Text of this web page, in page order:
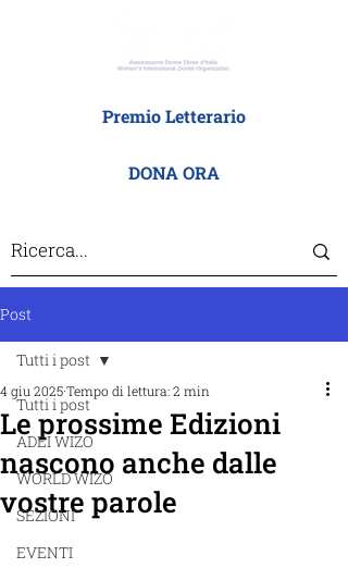
Premio Letterario
DONA ORA
Post
Tutti i post
ADEI WIZO
WORLD WIZO
SEZIONI
EVENTI
Tutti i post
Le prossime Edizioni
nascono anche dalle
vostre parole
4 giu 2025Tempo di lettura: 2 min